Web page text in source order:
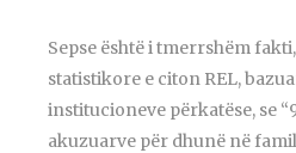
Sepse është i tmerrshëm
statistikore e citon REL,
institucioneve përkatëse, se
akuzuarve për dhunë në